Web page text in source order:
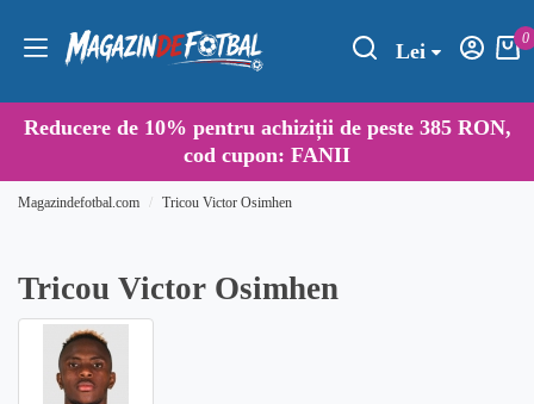
Lei
0
Reducere de 10% pentru achiziții de peste 385 RON,
cod cupon: FANII
Magazindefotbal.com Tricou Victor Osimhen
Tricou Victor Osimhen